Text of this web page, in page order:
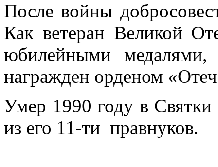
После войны
Как ветеран Великой
юбилейными
награжден орденом
Умер 1990 году в
из его 11-ти правнуков.